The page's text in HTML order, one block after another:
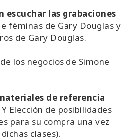
escuchar las grabaciones
féminas de Gary Douglas y
de Gary Douglas.
los negocios de Simone
de referencia
Elección de posibilidades
para su compra una vez
clases).